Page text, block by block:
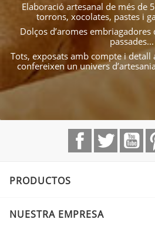
Elaboració artesanal de més de
torrons, xocolates, pastes i
Dolços d’aromes
passades...
Tots, exposats amb compte i detall
confereixen un univers
FacebookTwitter
PRODUCTOS
NUESTRA EMPRESA